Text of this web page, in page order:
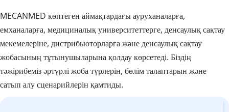
MECANMED көптеген аймақтардағы ауруханаларға,
емханаларға, медициналық университеттерге, денсаулық сақтау
мекемелеріне, дистрибьюторларға және денсаулық сақтау
жобасының тұтынушыларына қолдау көрсетеді. Біздің
тәжірибеміз әртүрлі жоба түрлерін, бөлім талаптарын және
сатып алу сценарийлерін қамтиды.